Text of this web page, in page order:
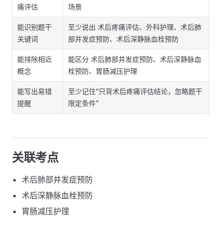
痛评估 场景
能识别题干
关键词
至少说出 术后疼痛评估、外科护理、术后肺
部并发症预防、术后深静脉血栓预防
能排除相近
概念
能区分 术后肺部并发症预防、术后深静脉血
栓预防、胃肠减压护理
能写出易错
提醒
至少记住“只背术后疼痛评估结论，忽略题干
限定条件”
关联考点
术后肺部并发症预防
术后深静脉血栓预防
胃肠减压护理